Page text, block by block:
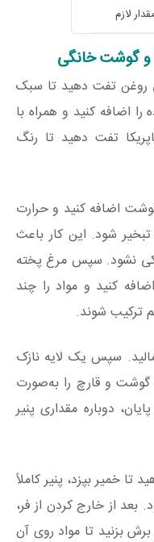
لازم
و گوشت خانگی
روغن تفت دهید تا سبک
اضافه کنید و همراه با
تفت دهید تا رنگ
اضافه کنید و حرارت
تبخیر شود. این کار باعث
نشود. سپس مرغ پخته
کنید و مواد را چند
ترکیب شوند.
سپس یک لایه نازک
گوشت و قارچ را به‌صورت
دوباره مقداری پنیر
تا خمیر بپزد، پنیر کاملاً
از خارج کردن از فر،
بزنید تا مواد روی آن